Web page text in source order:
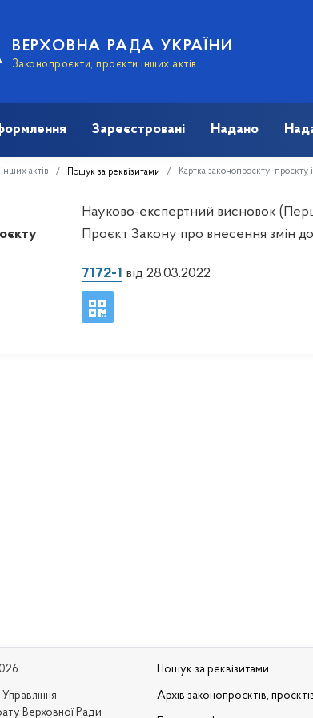
ВЕРХОВНА РАДА УКРАЇНИ
Законопроєкти, проєкти інших актів
Зареєстровані Надано
актів Пошук за реквізитами Картка законопроєкту, проєкту
Науково-експертний висновок
Проєкт Закону про внесення змін
7172-1 від 28.03.2022
Верховної Ради
Пошук за реквізитами
Архів законопроєктів,